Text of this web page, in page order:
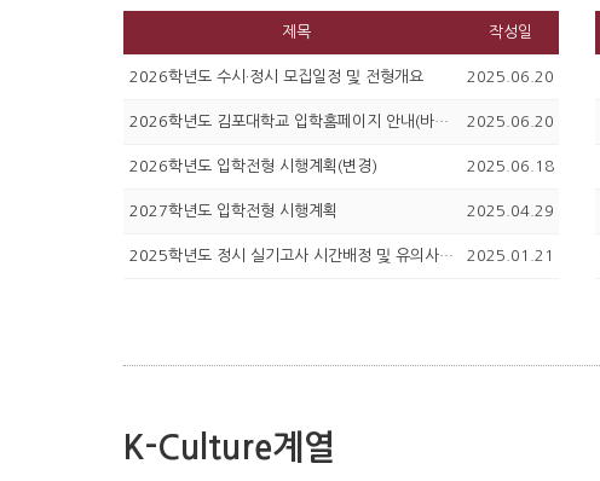
제목 작성일
2026학년도 수시·정시 모집일정 및 전형개요 2025.06.20
2026학년도 김포대학교 입학홈페이지 안내(바로가기) 2025.06.20
2026학년도 입학전형 시행계획(변경) 2025.06.18
2027학년도 입학전형 시행계획 2025.04.29
2025학년도 정시 실기고사 시간배정 및 유의사항 안내 2025.01.21
K-Culture계열